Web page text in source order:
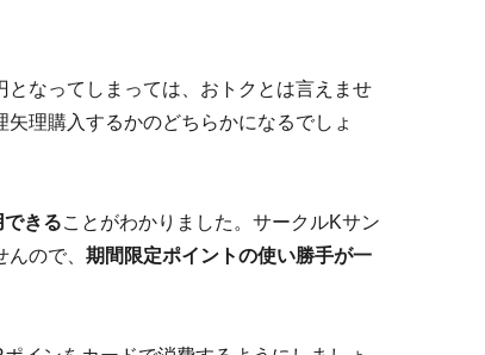
なってしまっては、おトクとは言えませ
理購入するかのどちらかになるでしょ
できることがわかりました。サークルKサン
ので、 期間限定ポイントの使い勝手が一